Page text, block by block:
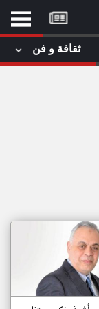
مصدر
ثقافة و فن
موقع
كل
يوم
اي مقال مؤخرا